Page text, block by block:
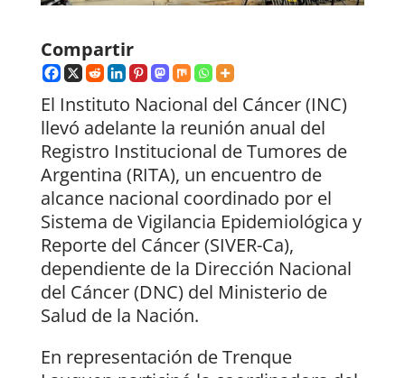
Compartir
El Instituto Nacional del Cáncer (INC)
llevó adelante la reunión anual del
Registro Institucional de Tumores de
Argentina (RITA), un encuentro de
alcance nacional coordinado por el
Sistema de Vigilancia Epidemiológica y
Reporte del Cáncer (SIVER-Ca),
dependiente de la Dirección Nacional
del Cáncer (DNC) del Ministerio de
Salud de la Nación.
En representación de Trenque